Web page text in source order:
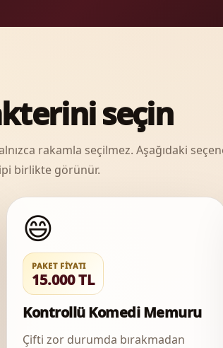
seçin
rakamla seçilmez. Aşağıdaki
birlikte görünür.
😄
PAKET FIYATI
15.000 TL
Kontrollü Komedi Memuru
Çifti zor durumda bırakmadan